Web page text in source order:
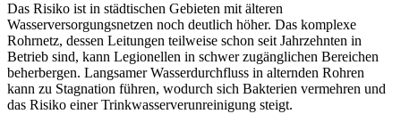
Das Risiko ist in städtischen Gebieten mit älteren
Wasserversorgungsnetzen noch deutlich höher. Das komplexe
Rohrnetz, dessen Leitungen teilweise schon seit Jahrzehnten in
Betrieb sind, kann Legionellen in schwer zugänglichen Bereichen
beherbergen. Langsamer Wasserdurchfluss in alternden Rohren
kann zu Stagnation führen, wodurch sich Bakterien vermehren und
das Risiko einer Trinkwasserverunreinigung steigt.